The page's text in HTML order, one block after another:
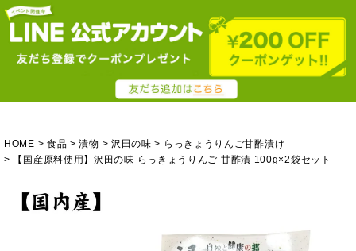
HOME 食品 漬物 沢田の味
らっきょうりんご甘酢漬け
【国産原料使用】沢田の味 らっきょうりんご 甘酢漬 100g×2袋セット